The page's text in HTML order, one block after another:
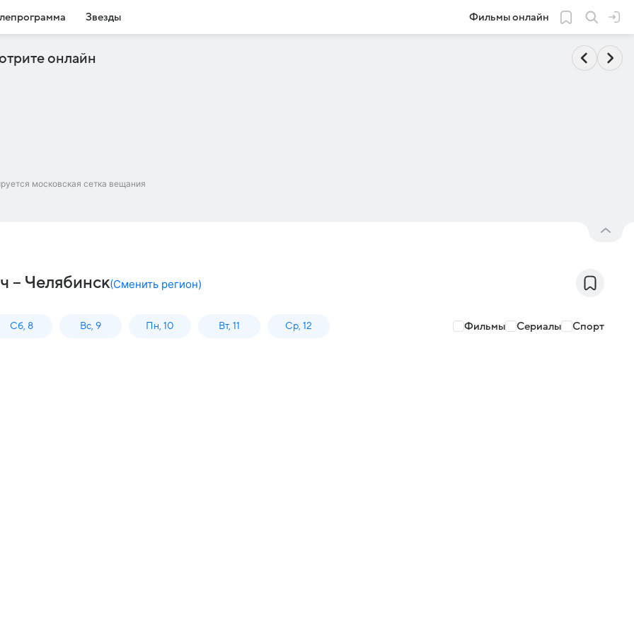
Звезды Фильмы онлайн
онлайн
московская сетка вещания
– Челябинск(Сменить регион)
Сб, 8 Вс, 9 Пн, 10 Вт, 11 Ср, 12 Фильмы Сериалы Спорт